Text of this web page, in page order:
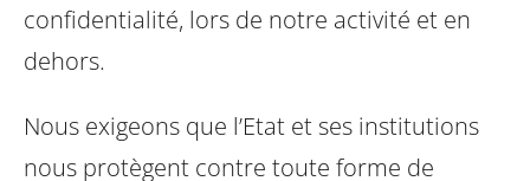
confidentialité, lors de notre activité et en
dehors.
Nous exigeons que l’Etat et ses institutions
nous protègent contre toute forme de